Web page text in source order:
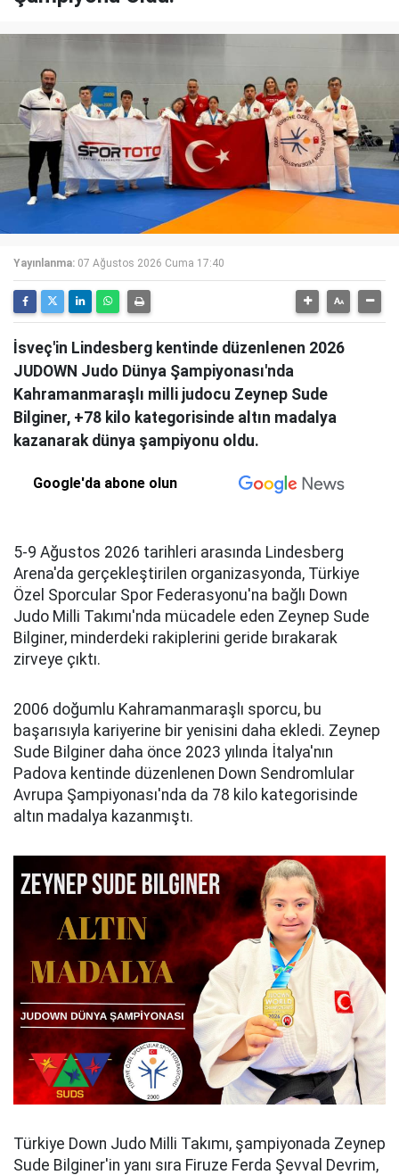
Yayınlanma: 07 Ağustos 2026 Cuma 17:40
İsveç'in Lindesberg kentinde düzenlenen 2026
JUDOWN Judo Dünya Şampiyonası'nda
Kahramanmaraşlı milli judocu Zeynep Sude
Bilginer, +78 kilo kategorisinde altın madalya
kazanarak dünya şampiyonu oldu.
Google'da abone olun
5-9 Ağustos 2026 tarihleri arasında Lindesberg
Arena'da gerçekleştirilen organizasyonda, Türkiye
Özel Sporcular Spor Federasyonu'na bağlı Down
Judo Milli Takımı'nda mücadele eden Zeynep Sude
Bilginer, minderdeki rakiplerini geride bırakarak
zirveye çıktı.
2006 doğumlu Kahramanmaraşlı sporcu, bu
başarısıyla kariyerine bir yenisini daha ekledi. Zeynep
Sude Bilginer daha önce 2023 yılında İtalya'nın
Padova kentinde düzenlenen Down Sendromlular
Avrupa Şampiyonası'nda da 78 kilo kategorisinde
altın madalya kazanmıştı.
Türkiye Down Judo Milli Takımı, şampiyonada Zeynep
Sude Bilginer'in yanı sıra Firuze Ferda Şevval Devrim,